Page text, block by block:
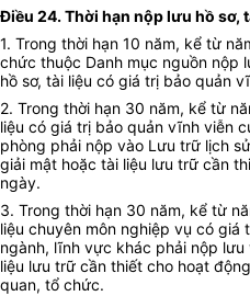
Điều 24. Thời hạn nộp lưu hồ sơ,
1. Trong thời hạn 10 năm, kể từ
chức thuộc Danh mục nguồn nộp
hồ sơ, tài liệu có giá trị bảo quản
2. Trong thời hạn 30 năm, kể từ
liệu có giá trị bảo quản vĩnh viễn
phòng phải nộp vào Lưu trữ lịch
giải mật hoặc tài liệu lưu trữ cần
ngày.
3. Trong thời hạn 30 năm, kể từ
liệu chuyên môn nghiệp vụ có
ngành, lĩnh vực khác phải nộp
liệu lưu trữ cần thiết cho hoạt
quan, tổ chức.